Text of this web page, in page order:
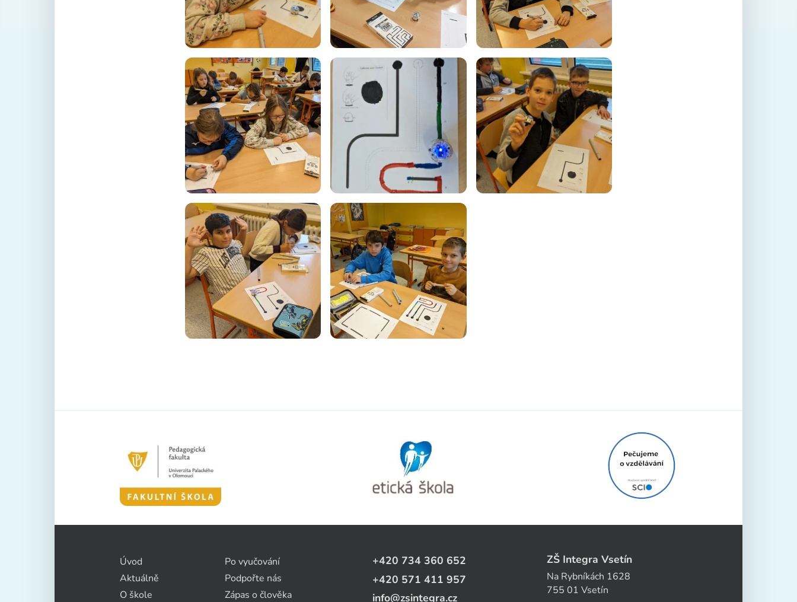
Úvod
Aktuálně
O škole
Po vyučování
Podpořte nás
Zápas o člověka
+420 734 360 652
+420 571 411 957
info@zsintegra.cz
ZŠ Integra Vsetín
Na Rybníkách 1628
755 01 Vsetín